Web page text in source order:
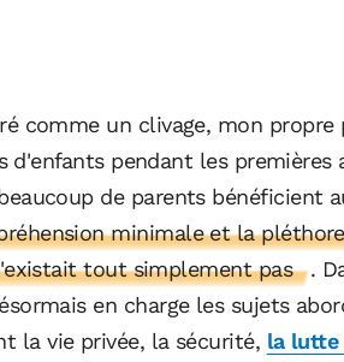
comme un clivage, mon
pendant les premières
de parents bénéficient
minimale et la
tout simplement pas
.
en charge les sujets
la vie privée, la sécurité, la lutte